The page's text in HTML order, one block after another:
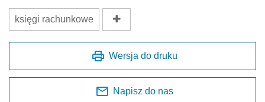
księgi rachunkowe
Wersja do druku
Napisz do nas